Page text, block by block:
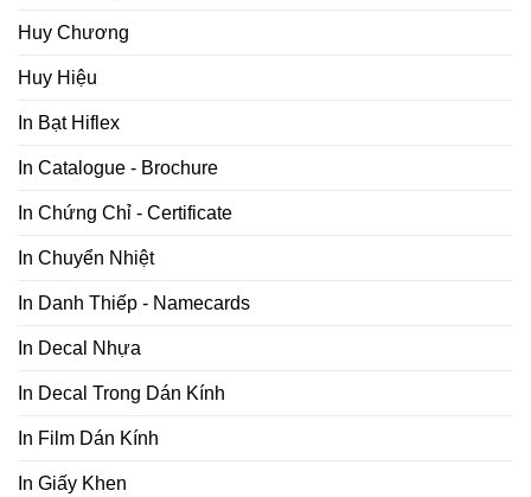
Huy Chương
Huy Hiệu
In Bạt Hiflex
In Catalogue - Brochure
In Chứng Chỉ - Certificate
In Chuyển Nhiệt
In Danh Thiếp - Namecards
In Decal Nhựa
In Decal Trong Dán Kính
In Film Dán Kính
In Giấy Khen